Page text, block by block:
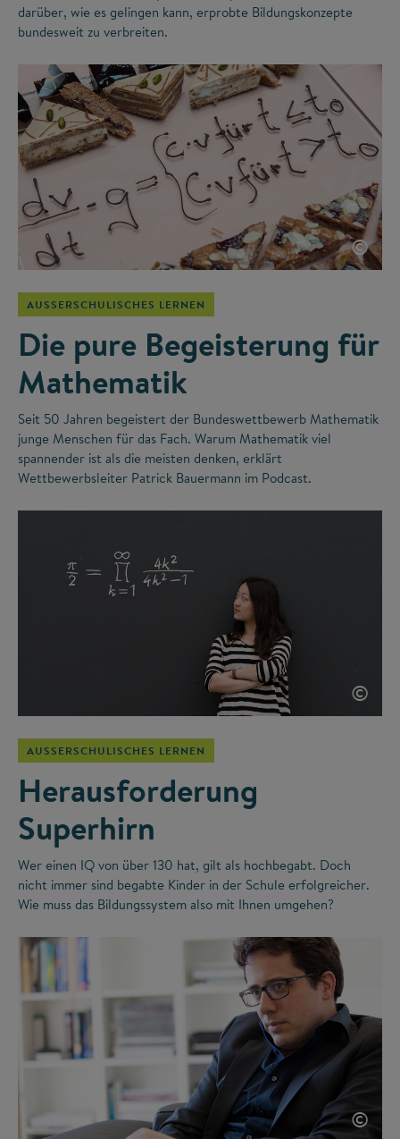
darüber, wie es gelingen kann, erprobte Bildungskonzepte
bundesweit zu verbreiten.
©
AUSSERSCHULISCHES LERNEN
Die pure Begeisterung für
Mathematik
Seit 50 Jahren begeistert der Bundeswettbewerb Mathematik
junge Menschen für das Fach. Warum Mathematik viel
spannender ist als die meisten denken, erklärt
Wettbewerbsleiter Patrick Bauermann im Podcast.
©
AUSSERSCHULISCHES LERNEN
Herausforderung
Superhirn
Wer einen IQ von über 130 hat, gilt als hochbegabt. Doch
nicht immer sind begabte Kinder in der Schule erfolgreicher.
Wie muss das Bildungssystem also mit Ihnen umgehen?
©